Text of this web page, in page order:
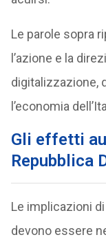
Le parole sopra
l’azione e la
digitalizzazione,
l’economia
Gli effetti
Repubblica
Le implicazioni
devono essere